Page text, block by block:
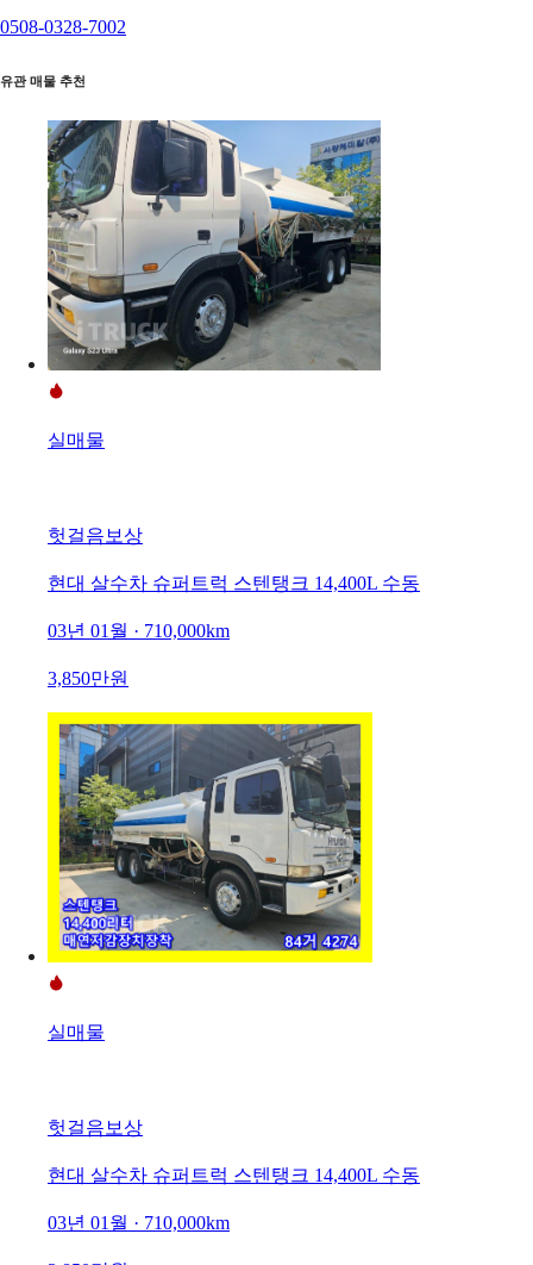
0508-0328-7002
유관 매물 추천
실매물
헛걸음보상
현대 살수차 슈퍼트럭 스텐탱크 14,400L 수동
03년 01월 · 710,000km
3,850만원
실매물
헛걸음보상
현대 살수차 슈퍼트럭 스텐탱크 14,400L 수동
03년 01월 · 710,000km